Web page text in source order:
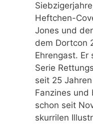
Heftchen-
Jones und
dem Dortcon
Ehrengast. Er
Serie
seit 25
Fanzines und
schon seit
skurrilen